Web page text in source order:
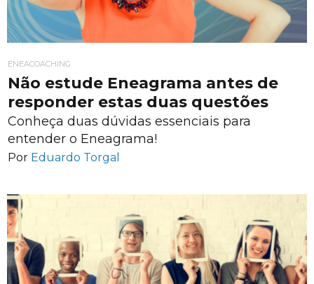
ENEACOACHING
Não estude Eneagrama antes de
responder estas duas questões
Conheça duas dúvidas essenciais para
entender o Eneagrama!
Por Eduardo Torgal